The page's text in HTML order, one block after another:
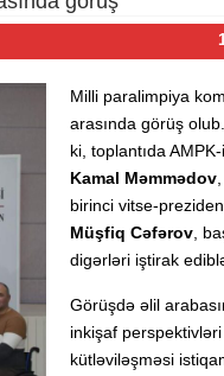
Milli paralimpiya
arasında görüş olub.
ki, toplantıda
Kamal Məmmədov
birinci vitse-
Müşfiq Cəfərov ,
digərləri iştirak
Görüşdə əlil
inkişaf
kütləviləşməsi